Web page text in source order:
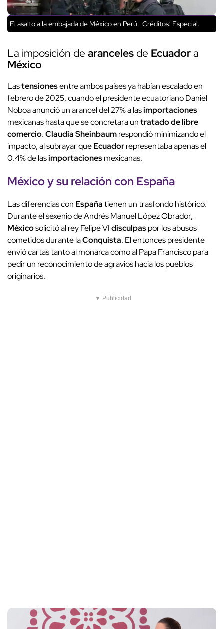
El asalto a la embajada de México en Perú. Créditos: Especial.
La imposición de arancelesde Ecuadora
México
Lastensionesentre ambos países ya habían escalado en
febrero de 2025, cuando el presidente ecuatoriano Daniel
Noboa anunció un arancel del 27% a lasimportaciones
mexicanas hasta que se concretara untratado de libre
comercio.Claudia Sheinbaumrespondió minimizando el
impacto, al subrayar queEcuadorrepresentaba apenas el
0.4% de lasimportacionesmexicanas.
Méxicoy su relación con España
Las diferencias con Españatienen un trasfondo histórico.
Durante el sexenio de Andrés Manuel López Obrador,
Méxicosolicitó al rey Felipe VIdisculpaspor los abusos
cometidos durante laConquista. El entonces presidente
envió cartas tanto al monarca como al Papa Francisco para
pedir un reconocimiento de agravios hacia los pueblos
originarios.
▼ Publicidad